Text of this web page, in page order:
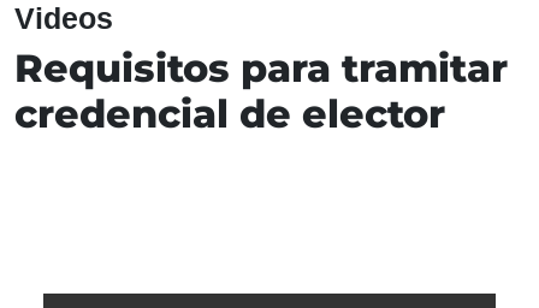
Videos
Requisitos para tramitar
credencial de elector